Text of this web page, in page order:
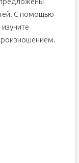
С помощью